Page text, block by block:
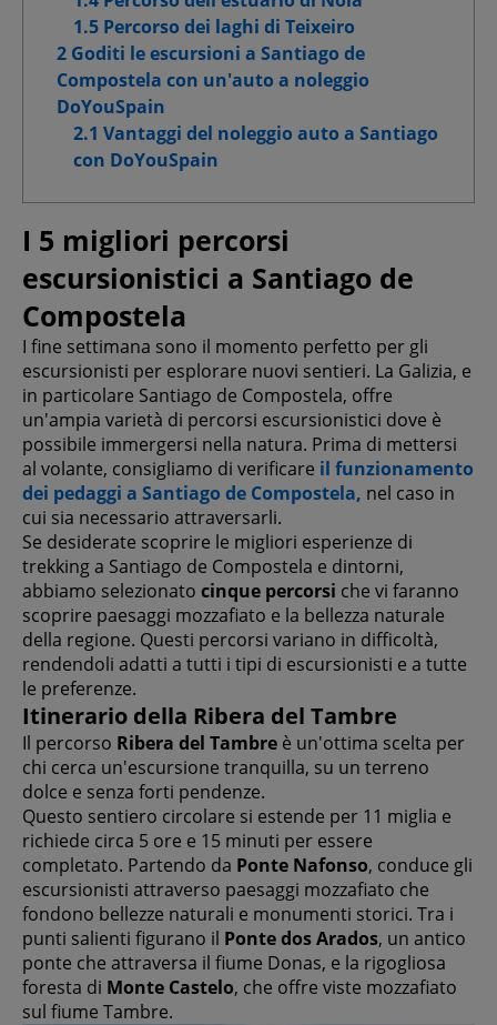
1.5 Percorso dei laghi di Teixeiro
2 Goditi le escursioni a Santiago de
Compostela con un'auto a noleggio
DoYouSpain
2.1 Vantaggi del noleggio auto a Santiago
con DoYouSpain
I 5 migliori percorsi
escursionistici a Santiago de
Compostela
I fine settimana sono il momento perfetto per gli
escursionisti per esplorare nuovi sentieri. La Galizia, e
in particolare Santiago de Compostela, offre
un'ampia varietà di percorsi escursionistici dove è
possibile immergersi nella natura. Prima di mettersi
al volante, consigliamo di verificare il funzionamento
dei pedaggi a Santiago de Compostela, nel caso in
cui sia necessario attraversarli.
Se desiderate scoprire le migliori esperienze di
trekking a Santiago de Compostela e dintorni,
abbiamo selezionato cinque percorsi che vi faranno
scoprire paesaggi mozzafiato e la bellezza naturale
della regione. Questi percorsi variano in difficoltà,
rendendoli adatti a tutti i tipi di escursionisti e a tutte
le preferenze.
Itinerario della Ribera del Tambre
Il percorso Ribera del Tambre è un'ottima scelta per
chi cerca un'escursione tranquilla, su un terreno
dolce e senza forti pendenze.
Questo sentiero circolare si estende per 11 miglia e
richiede circa 5 ore e 15 minuti per essere
completato. Partendo da Ponte Nafonso, conduce gli
escursionisti attraverso paesaggi mozzafiato che
fondono bellezze naturali e monumenti storici. Tra i
punti salienti figurano il Ponte dos Arados, un antico
ponte che attraversa il fiume Donas, e la rigogliosa
foresta di Monte Castelo, che offre viste mozzafiato
sul fiume Tambre.
Conferma le mie scelte